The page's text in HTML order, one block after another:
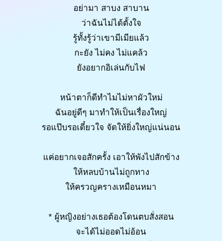
อย่ามา สาบง สาบาน
ว่าฉันไม่ได้ตั้งใจ
รู้ทั้งรู้ว่าเขามีเมียแล้ว
กะยัง ไม่คง ไม่แคล้ว
ยังอยากอิเล่นกับไฟ
หน้าตาก็ดีทำไมไม่หาผัวใหม่
ฉันอยู่ดีๆ มาทำให้เป็นเรื่องใหญ่
รอแป๊บรอเดี๋ยวใจ จัดให้ยิ่งใหญ่แน่นอน
แค่อยากเจอสักครั้ง เอาให้พังไปสักข้าง
ให้หลบบ้านไม่ถูกทาง
ให้ครวญครางเหมือนหมา
* ผู้หญิงอย่างเธอต้องโดนตบสั่งสอน
จะได้ไม่ออดไม่อ้อน